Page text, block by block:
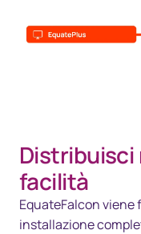
facilità
EquateFalcon viene
installazione